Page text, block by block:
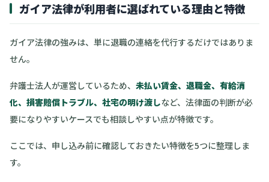
ガイア法律が利用者に選ばれている理由と特徴
ガイア法律の強みは、単に退職の連絡を代行するだけではありま
せん。
弁護士法人が運営しているため、 未払い賃金、退職金、有給消
化、損害賠償トラブル、社宅の明け渡しなど、法律面の判断が必
要になりやすいケースでも相談しやすい点が特徴です。
ここでは、申し込み前に確認しておきたい特徴を5つに整理しま
す。